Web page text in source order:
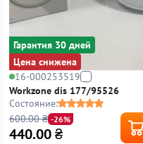
Гарантия 30 дней
Цена снижена
16-000253519
Workzone dis 177/95526
Состояние:
600.00 ₴ -26%
440.00₴